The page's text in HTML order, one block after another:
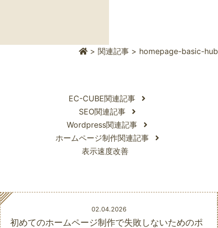
> 関連記事 > homepage-basic-hub
EC-CUBE関連記事
SEO関連記事
Wordpress関連記事
ホームページ制作関連記事
表示速度改善
Posted
on
02.04.2026
初めてのホームページ制作で失敗しないためのポ